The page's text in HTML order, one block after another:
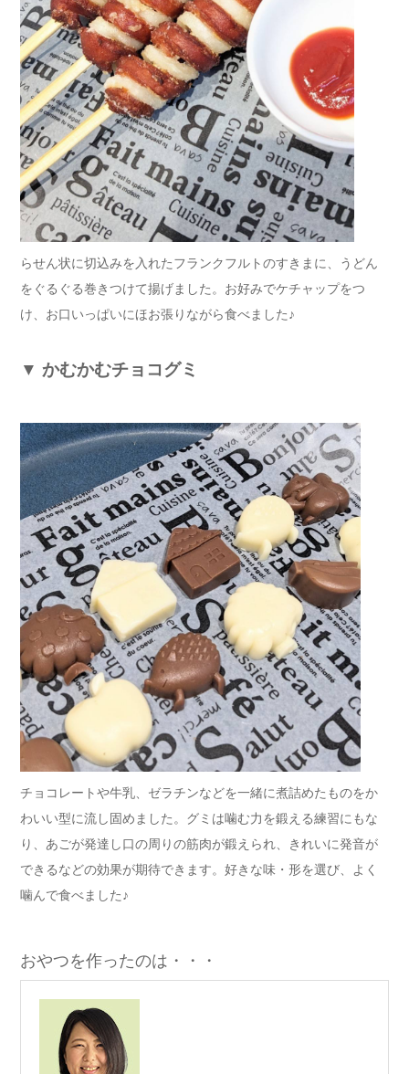
らせん状に切込みを入れたフランクフルトのすきまに、うどん
をぐるぐる巻きつけて揚げました。お好みでケチャップをつ
け、お口いっぱいにほお張りながら食べました♪
▼ かむかむチョコグミ
チョコレートや牛乳、ゼラチンなどを一緒に煮詰めたものをか
わいい型に流し固めました。グミは噛む力を鍛える練習にもな
り、あごが発達し口の周りの筋肉が鍛えられ、きれいに発音が
できるなどの効果が期待できます。好きな味・形を選び、よく
噛んで食べました♪
おやつを作ったのは・・・